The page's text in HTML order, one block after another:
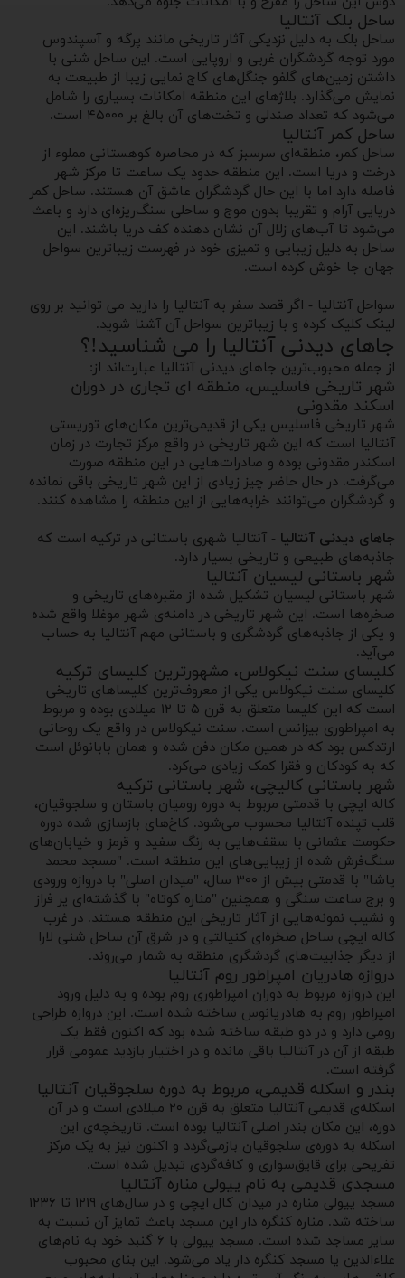
ساحل بلک آنتالیا
ساحل بلک به دلیل نزدیکی آثار تاریخی مانند پرگه و آسپندوس
مورد توجه گردشگران غربی و اروپایی است. این ساحل شنی با
داشتن زمین‌های گلفو جنگل‌های کاج نمایی زیبا از طبیعت به
نمایش می‌گذارد. بلاژهای این منطقه امکانات بسیاری را شامل
می‌شود که تعداد صندلی و تخت‌های آن بالغ بر ۴۵۰۰۰ است.
ساحل کمر آنتالیا
ساحل کمر، منطقه‌ای سرسبز که در محاصره کوهستانی مملوء از
درخت و دریا است. این منطقه حدود یک ساعت تا مرکز شهر
فاصله دارد اما با این حال گردشگران عاشق آن هستند. ساحل کمر
دریایی آرام و تقریبا بدون موج و ساحلی سنگ‌ریزه‌ای دارد و باعث
می‌شود تا آب‌های زلال آن نشان دهنده کف دریا باشند. این
ساحل به دلیل زیبایی و تمیزی خود در فهرست زیباترین سواحل
جهان جا خوش کرده است.
سواحل آنتالیا - اگر قصد سفر به آنتالیا را دارید می توانید بر روی
لینک کلیک کرده و با زیباترین سواحل آن آشنا شوید.
جاهای دیدنی آنتالیا را می شناسید!؟
از جمله محبوب‌ترین جاهای دیدنی آنتالیا عبارت‌اند از:
شهر تاریخی فاسلیس، منطقه ای تجاری در دوران
اسکند مقدونی
شهر تاریخی فاسلیس یکی از قدیمی‌ترین مکان‌های توریستی
آنتالیا است که این شهر تاریخی در واقع مرکز تجارت در زمان
اسکندر مقدونی بوده و صادرات‌هایی در این منطقه صورت
می‌گرفت. در حال حاضر چیز زیادی از این شهر تاریخی باقی نمانده
و گردشگران می‌توانند خرابه‌هایی از این منطقه را مشاهده کنند.
جاهای دیدنی آنتالیا - آنتالیا شهری باستانی در ترکیه است که
جاذبه‌های طبیعی و تاریخی بسیار دارد.
شهر باستانی لیسیان آنتالیا
شهر باستانی لیسیان تشکیل شده از مقبره‌های تاریخی و
صخره‌ها است. این شهر تاریخی در دامنه‌ی شهر موغلا واقع شده
و یکی از جاذبه‌های گردشگری و باستانی مهم آنتالیا به حساب
می‌آید.
کلیسای سنت نیکولاس، مشهورترین کلیسای ترکیه
کلیسای سنت نیکولاس یکی از معروف‌ترین کلیساهای تاریخی
است که این کلیسا متعلق به قرن ۵ تا ۱۲ میلادی بوده و مربوط
به امپراطوری بیزانس است. سنت نیکولاس در واقع یک روحانی
ارتدکس بود که در همین مکان دفن شده و همان بابانوئل است
که به کودکان و فقرا کمک زیادی می‌کرد.
شهر باستانی کالیچی، شهر باستانی ترکیه
کاله ایچی با قدمتی مربوط به دوره رومیان باستان و سلجوقیان،
قلب تپنده آنتالیا محسوب می‌شود. کاخ‌های بازسازی شده دوره
حکومت عثمانی با سقف‌هایی به رنگ سفید و قرمز و خیابان‌های
سنگ‌فرش شده از زیبایی‌های این منطقه است. "مسجد محمد
پاشا" با قدمتی بیش از ۳۰۰ سال، "میدان اصلی" با دروازه ورودی
و برج ساعت سنگی و همچنین "مناره کوتاه" با گذشته‌ای پر فراز
و نشیب نمونه‌هایی از آثار تاریخی این منطقه هستند. در غرب
کاله ایچی ساحل صخره‌ای کنیالتی و در شرق آن ساحل شنی لارا
از دیگر جذابیت‌های گردشگری منطقه به شمار می‌روند.
دروازه هادریان امپراطور روم آنتالیا
این دروازه مربوط به دوران امپراطوری روم بوده و به دلیل ورود
امپراطور روم به هادریانوس ساخته شده است. این دروازه طراحی
رومی دارد و در دو طبقه ساخته شده بود که اکنون فقط یک
طبقه از آن در آنتالیا باقی مانده و در اختیار بازدید عمومی قرار
گرفته است.
بندر و اسکله قدیمی، مربوط به دوره سلجوقیان آنتالیا
اسکله‌ی قدیمی آنتالیا متعلق به قرن ۲۰ میلادی است و در آن
دوره، این مکان بندر اصلی آنتالیا بوده است. تاریخچه‌ی این
اسکله به دوره‌ی سلجوقیان بازمی‌گردد و اکنون نیز به یک مرکز
تفریحی برای قایق‌سواری و کافه‌گردی تبدیل شده است.
مسجدی قدیمی به نام ییولی مناره آنتالیا
مسجد ییولی مناره در میدان کال ایچی و در سال‌های ۱۲۱۹ تا ۱۲۳۶
ساخته شد. مناره کنگره ‌دار این مسجد باعث تمایز آن نسبت به
سایر مساجد شده است. مسجد ییولی با ۶ گنبد خود به نام‌های
علاءالدین یا مسجد کنگره دار یاد می‌شود. این بنای محبوب